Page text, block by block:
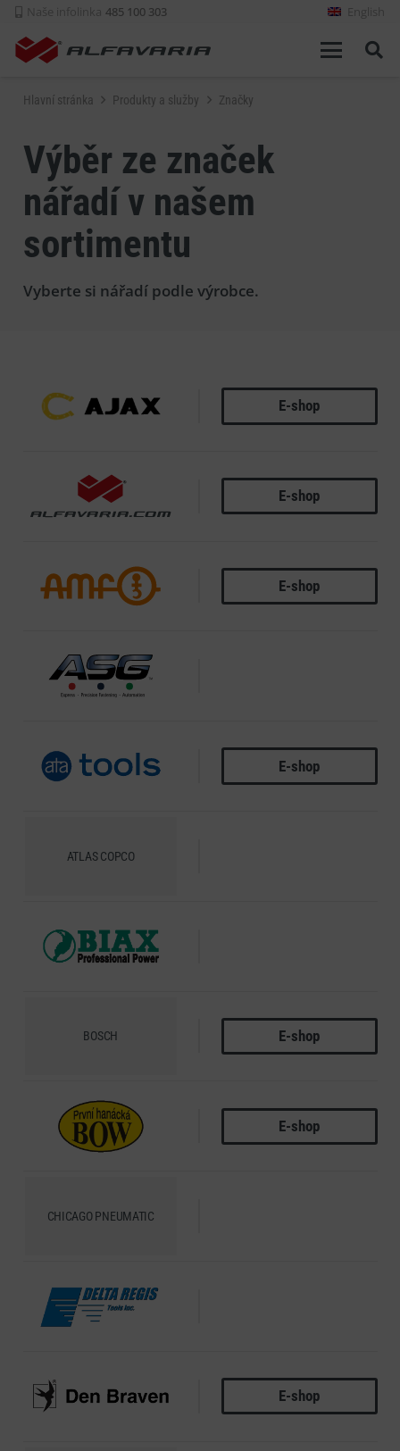
Naše infolinka 485 100 303 English
Hlavní stránka Produkty a služby Značky
Výběr ze značek
nářadí v našem
sortimentu
Vyberte si nářadí podle výrobce.
AJAX E-shop
ALFAVARIA E-shop
AMF E-shop
ASG
ATA TOOLS E-shop
ATLAS COPCO
BIAX
BOSCH E-shop
BOW E-shop
CHICAGO PNEUMATIC
DELTA REGIS
DEN BRAVEN E-shop